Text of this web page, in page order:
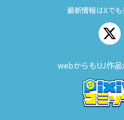
最新情報はXでも
webからもUJ作品